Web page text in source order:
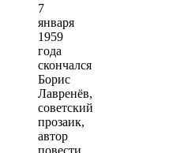
7
января
1959
года
скончался
Борис
Лавренёв,
советский
прозаик,
автор
повести